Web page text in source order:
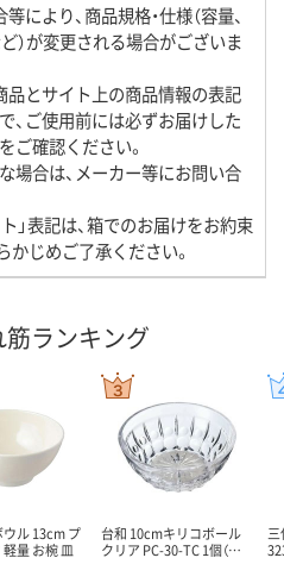
により、商品規格・仕様（容量、
）が変更される場合がございま
品とサイト上の商品情報の表記
、ご使用前には必ずお届けした
ご確認ください。
場合は、メーカー等にお問い合
」表記は、箱でのお届けをお約束
じめご了承ください。
ランキング
ウル 13cm プ
量 お椀 皿
台和 10cmキリコボール
クリア PC-30-TC 1個（…